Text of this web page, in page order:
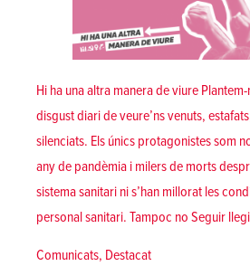
Hi ha una altra manera de viure
disgust diari de veure’ns venuts,
silenciats. Els únics protagonistes som
any de pandèmia i milers de morts
sistema sanitari ni s’han millorat les
personal sanitari. Tampoc no Seguir
Posted in
Comunicats, Destacat